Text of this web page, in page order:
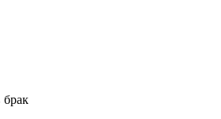
брак